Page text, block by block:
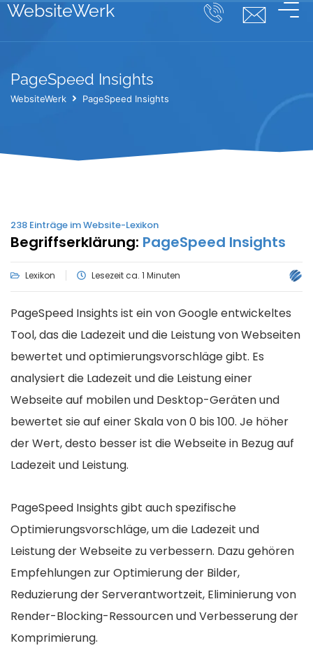
WebsiteWerk
PageSpeed Insights
WebsiteWerk PageSpeed Insights
238 Einträge im Website-Lexikon
Begriffserklärung: PageSpeed Insights
Lexikon Lesezeit ca. 1 Minuten
PageSpeed Insights ist ein von Google entwickeltes
Tool, das die Ladezeit und die Leistung von Webseiten
bewertet und optimierungsvorschläge gibt. Es
analysiert die Ladezeit und die Leistung einer
Webseite auf mobilen und Desktop-Geräten und
bewertet sie auf einer Skala von 0 bis 100. Je höher
der Wert, desto besser ist die Webseite in Bezug auf
Ladezeit und Leistung.
PageSpeed Insights gibt auch spezifische
Optimierungsvorschläge, um die Ladezeit und
Leistung der Webseite zu verbessern. Dazu gehören
Empfehlungen zur Optimierung der Bilder,
Reduzierung der Serverantwortzeit, Eliminierung von
Render-Blocking-Ressourcen und Verbesserung der
Komprimierung.